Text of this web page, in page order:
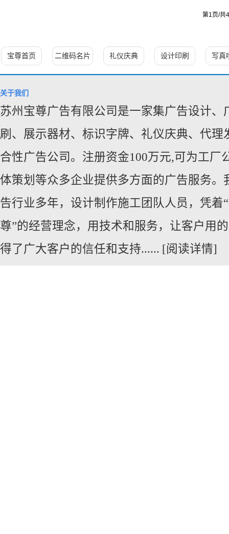
第1页/共
宝尊首页 二维码名片 礼仪庆典 设计印刷 写真
关于我们
苏州宝尊广告有限公司是一家集广告设计、
刷、展示器材、标识字牌、礼仪庆典、代理
合性广告公司。注册资金100万元,可为工厂
体策划等众多企业提供多方面的广告服务。
告行业多年，设计制作施工团队人员，凭着
尊”的经营理念，用技术和服务，让客户用
得了广大客户的信任和支持...... [阅读详情]